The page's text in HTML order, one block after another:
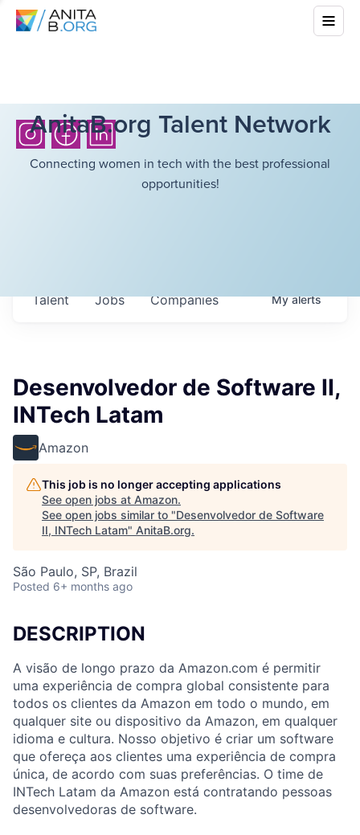
AnitaB.org Talent Network
Connecting women in tech with the best professional
opportunities!
Jobs Companies
Talent Myalerts
Desenvolvedor de Software II,
INTech Latam
Amazon
This job is no longer accepting applications
See open jobs at Amazon.
See open jobs similar to "Desenvolvedor de Software
II, INTech Latam" AnitaB.org.
São Paulo, SP, Brazil
Posted 6+ months ago
DESCRIPTION
A visão de longo prazo da Amazon.com é permitir
uma experiência de compra global consistente para
todos os clientes da Amazon em todo o mundo, em
qualquer site ou dispositivo da Amazon, em qualquer
idioma e cultura. Nosso objetivo é criar um software
que ofereça aos clientes uma experiência de compra
única, de acordo com suas preferências. O time de
INTech Latam da Amazon está contratando pessoas
desenvolvedoras de software.